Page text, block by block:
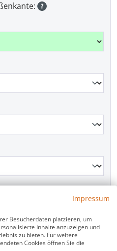
den gewünschten
In den Warenkorb
Impressum
Besucherdaten platzieren, um
Inhalte anzuzeigen und
zu bieten. Für weitere
Cookies öffnen Sie die